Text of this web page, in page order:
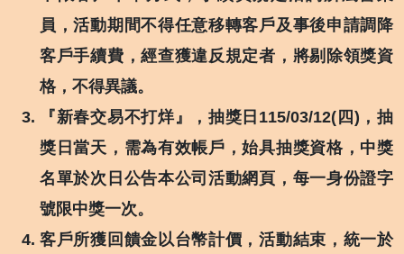
員，活動期間不得任意移轉客戶及事後申請調降
客戶手續費，經查獲違反規定者，將剔除領獎資
格，不得異議。
『新春交易不打烊』，抽獎日115/03/12(四)，抽
獎日當天，需為有效帳戶，始具抽獎資格，中獎
名單於次日公告本公司活動網頁，每一身份證字
號限中獎一次。
客戶所獲回饋金以台幣計價，活動結束，統一於